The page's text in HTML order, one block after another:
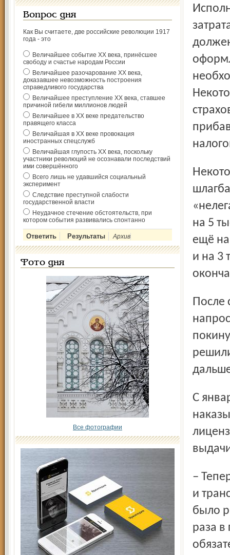
Вопрос дня
Как Вы считаете, две российские революции 1917
года - это
Величайшее событие ХХ века, принёсшее
свободу и счастье народам России
Величайшее разочарование ХХ века,
доказавшее невозможность построения
справедливого государства
Величайшее преступление ХХ века, ставшее
причиной гибели миллионов людей
Величайшее в ХХ веке предательство
правящего класса
Величайшая в ХХ веке провокация
иностранных спецслужб
Величайшая глупость ХХ века, поскольку
участники революций не осознавали последствий
ими совершённого
Всего лишь не удавшийся социальный
эксперимент
Следствие преступной слабости
государственной власти
Неудачное стечение обстоятельств, при
котором события развивались спонтанно
Архив
Фото дня
Все фотографии
Исполнение нового закона связано с немалыми
Некоторые чиновники называли новый закон
на 5
ещё на
и на 3
После съезда многие таксисты говорили, что просто-
С января 2012 года нелегальных перевозчиков стали
– Теперь специалисты департамента дорожного хозяйства
и
было
раза в